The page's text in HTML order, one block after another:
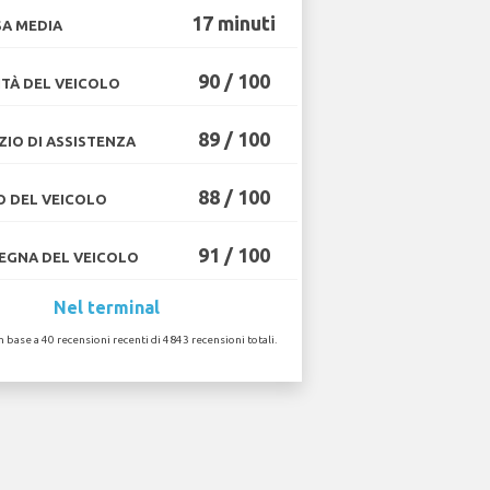
MEDIA 17 minuti
DEL VEICOLO 90 / 100
DI ASSISTENZA 89 / 100
DEL VEICOLO 88 / 100
DEL VEICOLO 91 / 100
Nel terminal
base a 40 recensioni recenti di 4843 recensioni totali.